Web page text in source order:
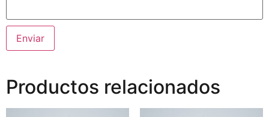
Productos relacionados